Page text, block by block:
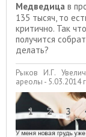
Медведица в
135 тысяч, то
критично. Так
получится
делать?
Рыков И.Г.
ареолы - 5.03.2014